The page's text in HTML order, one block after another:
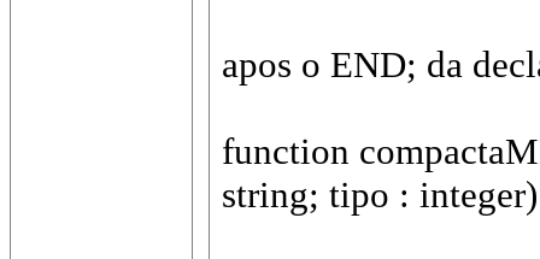
apos o END; da
function
string; tipo :